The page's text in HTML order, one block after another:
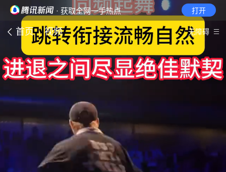
· 获取全网一手热点 打开
首页 视频 无障碍